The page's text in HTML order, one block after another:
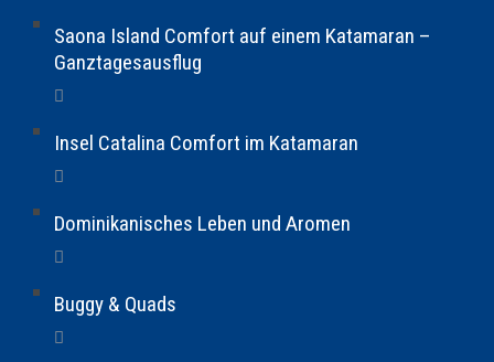
Saona Island Comfort auf einem Katamaran –
Ganztagesausflug
Insel Catalina Comfort im Katamaran
Dominikanisches Leben und Aromen
Buggy & Quads